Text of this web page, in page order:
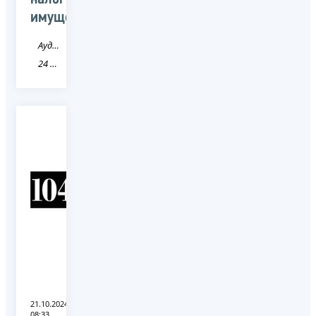
имущества
Аудио
24 Красноярский край
21.10.2024